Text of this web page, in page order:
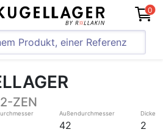
0
ZEN
Außendurchmesser
42
Dicke
2